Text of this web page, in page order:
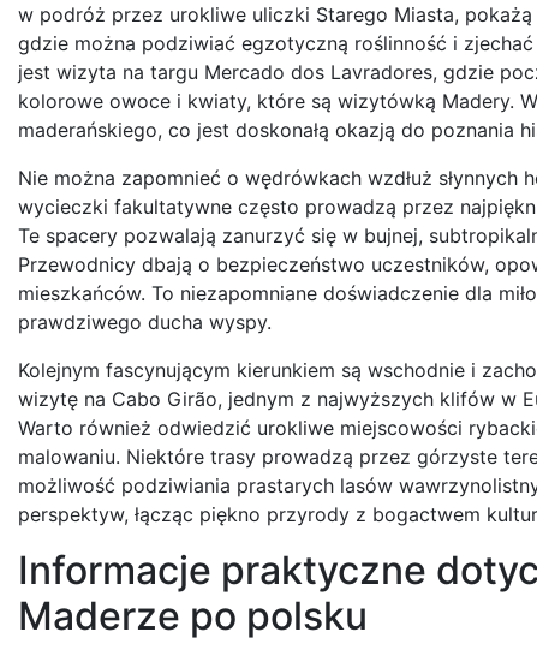
w podróż przez urokliwe uliczki Starego Miasta,
gdzie można podziwiać egzotyczną roślinność i
jest wizyta na targu Mercado dos Lavradores, gdzie
kolorowe owoce i kwiaty, które są wizytówką Madery.
maderańskiego, co jest doskonałą okazją do poznania
Nie można zapomnieć o wędrówkach wzdłuż
wycieczki fakultatywne często prowadzą przez
Te spacery pozwalają zanurzyć się w bujnej,
Przewodnicy dbają o bezpieczeństwo uczestników,
mieszkańców. To niezapomniane doświadczenie dla
prawdziwego ducha wyspy.
Kolejnym fascynującym kierunkiem są wschodnie i
wizytę na Cabo Girão, jednym z najwyższych klifów w
Warto również odwiedzić urokliwe miejscowości
malowaniu. Niektóre trasy prowadzą przez górzyste
możliwość podziwiania prastarych lasów
perspektyw, łącząc piękno przyrody z bogactwem
Informacje praktyczne
Maderze po polsku